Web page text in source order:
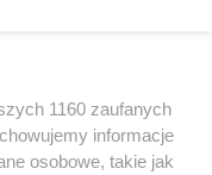
1160 zaufanych
informacje
osobowe, takie jak